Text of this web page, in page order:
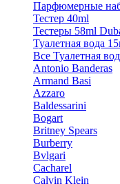
Парфюмерные
Тестер 40ml
Тестеры 58ml
Туалетная вода
Все Туалетная
Antonio Banderas
Armand Basi
Azzaro
Baldessarini
Bogart
Britney Spears
Burberry
Bvlgari
Cacharel
Calvin Klein